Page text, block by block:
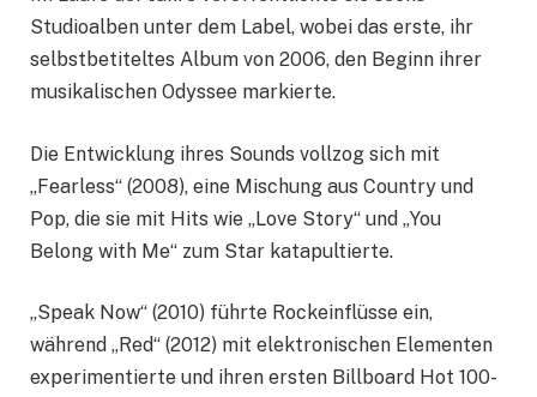
Studioalben unter dem Label, wobei das erste, ihr
selbstbetiteltes Album von 2006, den Beginn ihrer
musikalischen Odyssee markierte.
Die Entwicklung ihres Sounds vollzog sich mit
„Fearless“ (2008), eine Mischung aus Country und
Pop, die sie mit Hits wie „Love Story“ und „You
Belong with Me“ zum Star katapultierte.
„Speak Now“ (2010) führte Rockeinflüsse ein,
während „Red“ (2012) mit elektronischen Elementen
experimentierte und ihren ersten Billboard Hot 100-